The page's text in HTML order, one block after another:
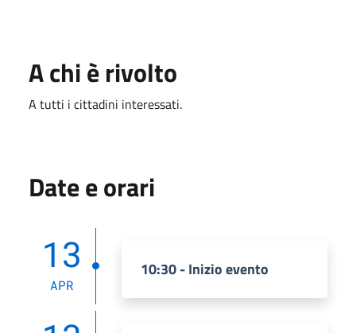
A chi è rivolto
A tutti i cittadini interessati.
Date e orari
13
APR
10:30 - Inizio evento